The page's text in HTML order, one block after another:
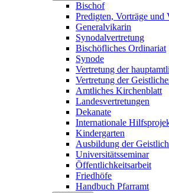
Bischof
Predigten, Vorträge und
Generalvikarin
Synodalvertretung
Bischöfliches Ordinariat
Synode
Vertretung der
Vertretung der
Amtliches Kirchenblatt
Landesvertretungen
Dekanate
Internationale
Kindergarten
Ausbildung der
Universitätsseminar
Öffentlichkeitsarbeit
Friedhöfe
Handbuch Pfarramt